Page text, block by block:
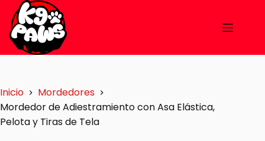
Inicio
Mordedores
Mordedor de Adiestramiento con Asa Elástica,
Pelota y Tiras de Tela